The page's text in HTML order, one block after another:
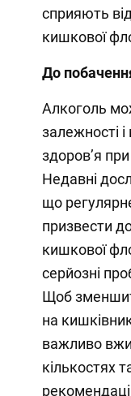
сприяють
кишкової
До
Алкоголь
залежності
здоров’я
Недавні
що
призвести
кишкової
серйозні
Щоб
на
важливо
кількостях